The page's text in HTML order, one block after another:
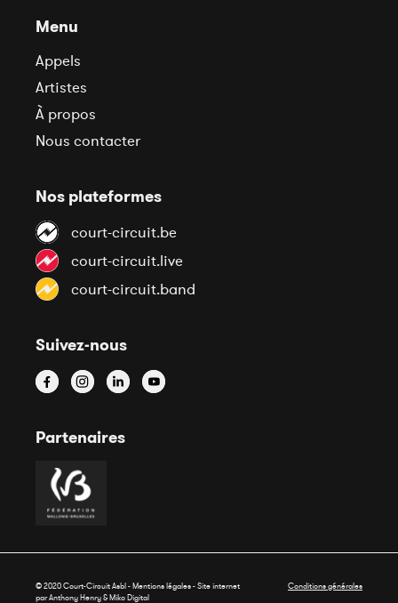
Menu
Appels
Artistes
À propos
Nous contacter
Nos plateformes
court-circuit.be
court-circuit.live
court-circuit.band
Suivez-nous
Partenaires
© 2020 Court-Circuit Asbl - Mentions légales - Site internet
par Anthony Henry &Miko Digital
Conditions générales